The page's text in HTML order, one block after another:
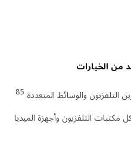
الخيارات
والوسائط المتعددة 85
التلفزيون وأجهزة الميديا